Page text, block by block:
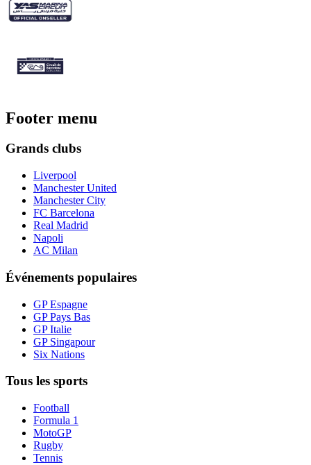
Footer menu
Grands clubs
Liverpool
Manchester United
Manchester City
FC Barcelona
Real Madrid
Napoli
AC Milan
Événements populaires
GP Espagne
GP Pays Bas
GP Italie
GP Singapour
Six Nations
Tous les sports
Football
Formula 1
MotoGP
Rugby
Tennis